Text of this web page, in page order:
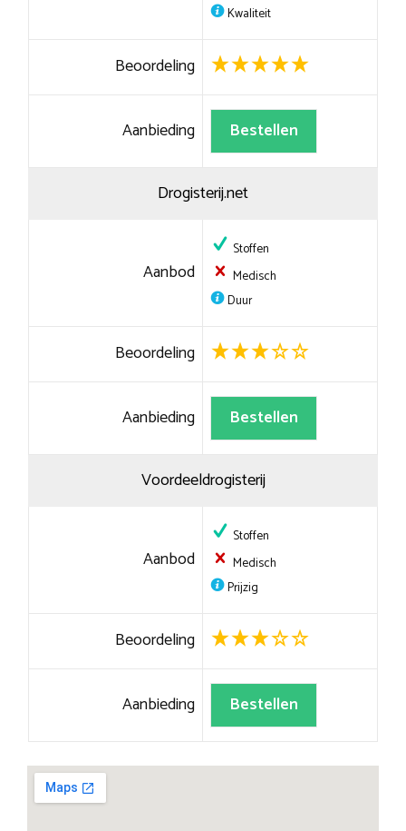
Kwaliteit
Beoordeling
Aanbieding Bestellen
Drogisterij.net
Aanbod
Stoffen
Medisch
Duur
Beoordeling
Aanbieding Bestellen
Voordeeldrogisterij
Aanbod
Stoffen
Medisch
Prijzig
Beoordeling
Aanbieding Bestellen